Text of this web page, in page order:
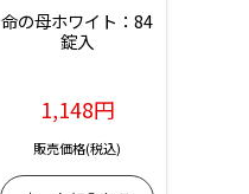
命の母ホワイト：84
錠入
1,148円
販売価格(税込)